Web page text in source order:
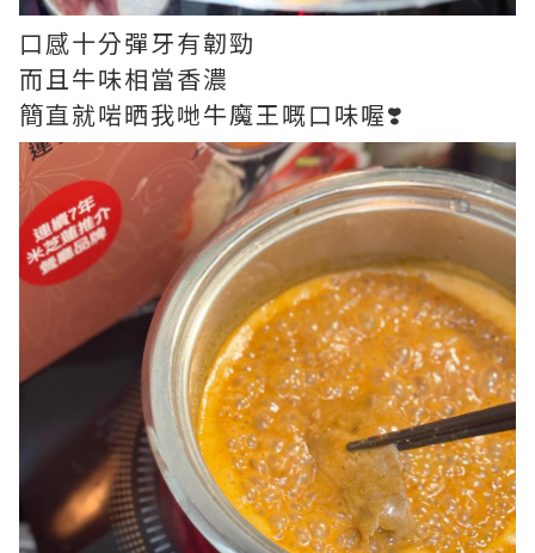
口感十分彈牙有韌勁
而且牛味相當香濃
簡直就啱晒我哋牛魔王嘅口味喔❣️